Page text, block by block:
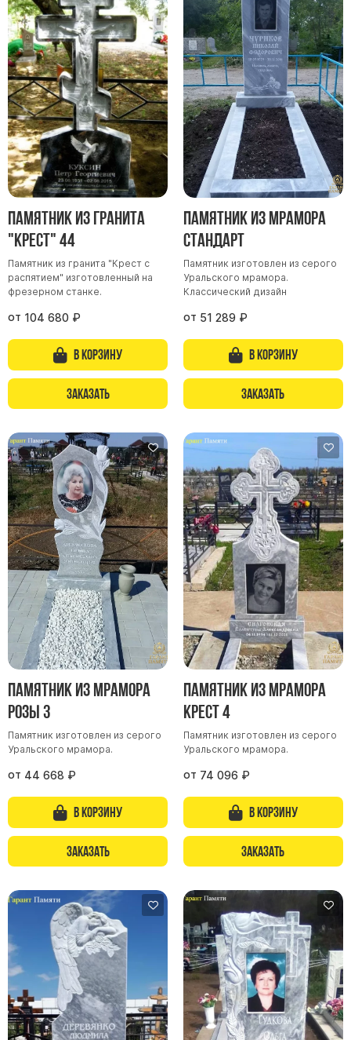
Памятник из гранита
"Крест" 44
Памятник из гранита "Крест с
распятием" изготовленный на
фрезерном станке.
от 104 680 ₽
В корзину
Заказать
Памятник из мрамора
Стандарт
Памятник изготовлен из серого
Уральского мрамора.
Классический дизайн
от 51 289 ₽
В корзину
Заказать
Памятник из мрамора
Розы 3
Памятник изготовлен из серого
Уральского мрамора.
от 44 668 ₽
В корзину
Заказать
Памятник из мрамора
Крест 4
Памятник изготовлен из серого
Уральского мрамора.
от 74 096 ₽
В корзину
Заказать